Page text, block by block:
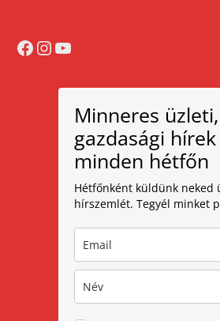
Facebook
Instagram
YouTube
Minneres üzleti,
gazdasági hírek
minden hétfőn
Hétfőnként küldünk neked
hírszemlét. Tegyél minket